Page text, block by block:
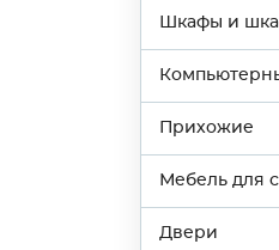
Шкафы и
Прихожие
Мебель для
Двери